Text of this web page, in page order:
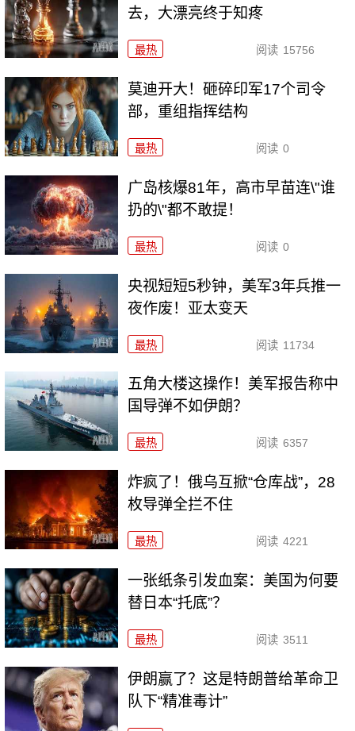
去，大漂亮终于知疼
最热 阅读 15756
莫迪开大！砸碎印军17个司令
部，重组指挥结构
最热 阅读 0
广岛核爆81年，高市早苗连\"谁
扔的\"都不敢提！
最热 阅读 0
央视短短5秒钟，美军3年兵推一
夜作废！亚太变天
最热 阅读 11734
五角大楼这操作！美军报告称中
国导弹不如伊朗？
最热 阅读 6357
炸疯了！俄乌互掀“仓库战”，28
枚导弹全拦不住
最热 阅读 4221
一张纸条引发血案：美国为何要
替日本“托底”？
最热 阅读 3511
伊朗赢了？这是特朗普给革命卫
队下“精准毒计”